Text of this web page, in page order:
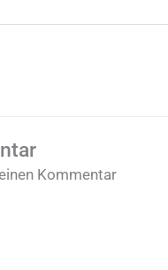
Kommentar